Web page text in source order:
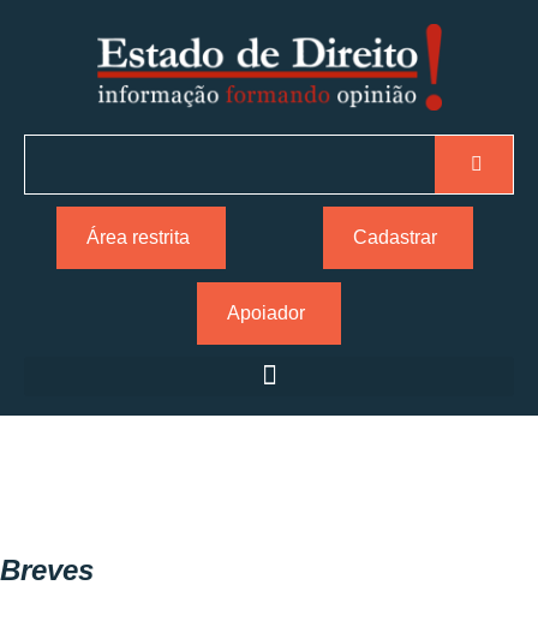
Área restrita Cadastrar
Apoiador
Breves